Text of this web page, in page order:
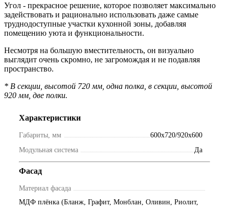
Угол - прекрасное решение, которое позволяет максимально
задействовать и рационально использовать даже самые
труднодоступные участки кухонной зоны, добавляя
помещению уюта и функциональности.
Несмотря на большую вместительность, он визуально
выглядит очень скромно, не загромождая и не подавляя
пространство.
* В секции, высотой 720 мм, одна полка, в секции, высотой
920 мм, две полки.
Характеристики
Габариты, мм
600х720/920х600
Модульная система
Да
Фасад
Материал фасада
МДФ плёнка (Бланж, Графит, Монблан, Оливин, Риолит,